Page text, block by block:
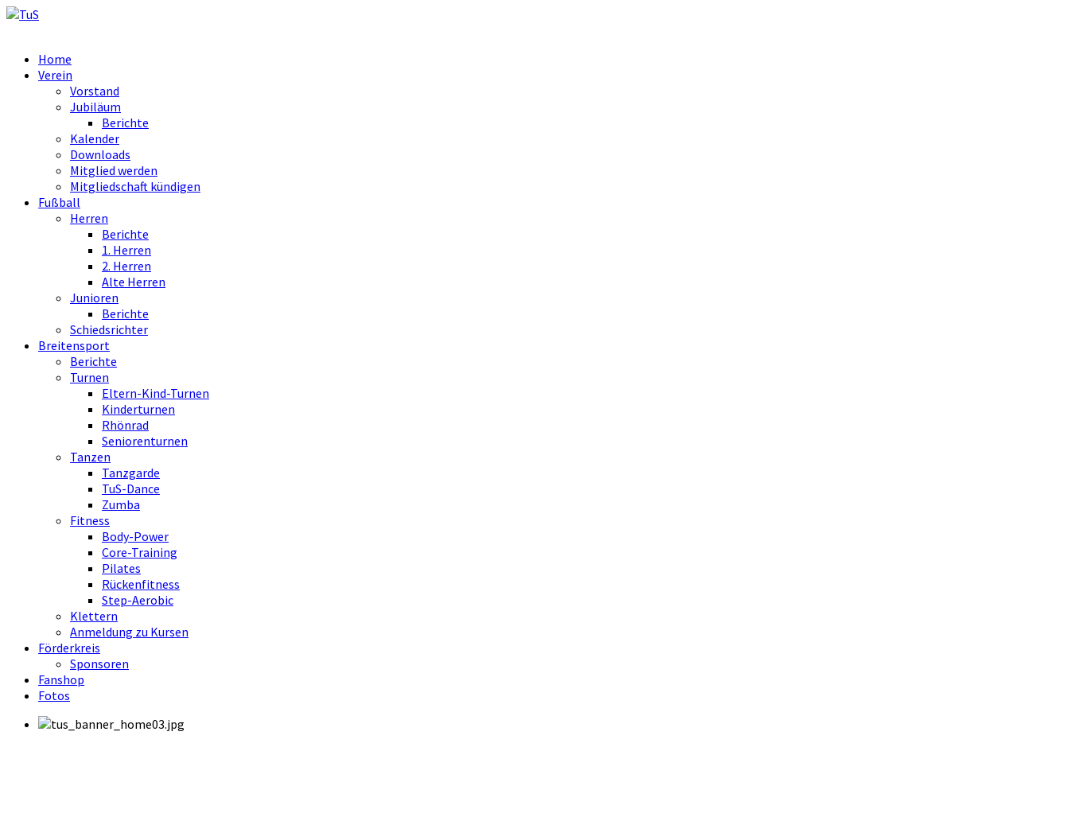
Home
Verein
Vorstand
Jubiläum
Berichte
Kalender
Downloads
Mitglied werden
Mitgliedschaft kündigen
Fußball
Herren
Berichte
1. Herren
2. Herren
Alte Herren
Junioren
Berichte
Schiedsrichter
Breitensport
Berichte
Turnen
Eltern-Kind-Turnen
Kinderturnen
Rhönrad
Seniorenturnen
Tanzen
Tanzgarde
TuS-Dance
Zumba
Fitness
Body-Power
Core-Training
Pilates
Rückenfitness
Step-Aerobic
Klettern
Anmeldung zu Kursen
Förderkreis
Sponsoren
Fanshop
Fotos